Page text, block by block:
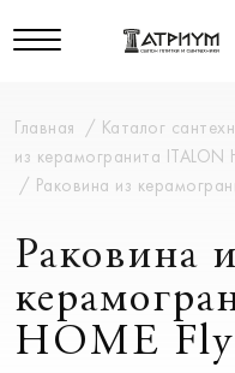
Главная Каталог
из керамогранита ITALON
Раковина из
Раковина
HOME